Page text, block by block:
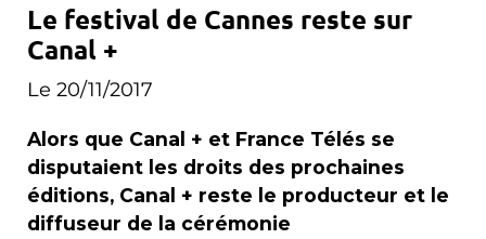
Le festival de Cannes reste sur
Canal +
Le 20/11/2017
Alors que Canal + et France Télés se
disputaient les droits des prochaines
éditions, Canal + reste le producteur et le
diffuseur de la cérémonie